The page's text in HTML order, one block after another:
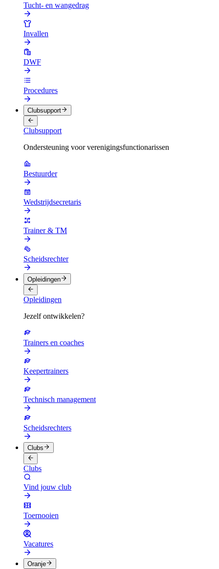
Tucht- en wangedrag
Invallen
DWF
Procedures
Clubsupport
Clubsupport
Ondersteuning voor verenigingsfunctionarissen
Bestuurder
Wedstrijdsecretaris
Trainer & TM
Scheidsrechter
Opleidingen
Opleidingen
Jezelf ontwikkelen?
Trainers en coaches
Keepertrainers
Technisch management
Scheidsrechters
Clubs
Clubs
Vind jouw club
Toernooien
Vacatures
Oranje